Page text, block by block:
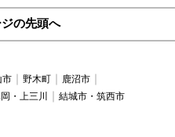
の先頭へ
市 野木町
鹿沼市
・上三川 結城市・筑西市